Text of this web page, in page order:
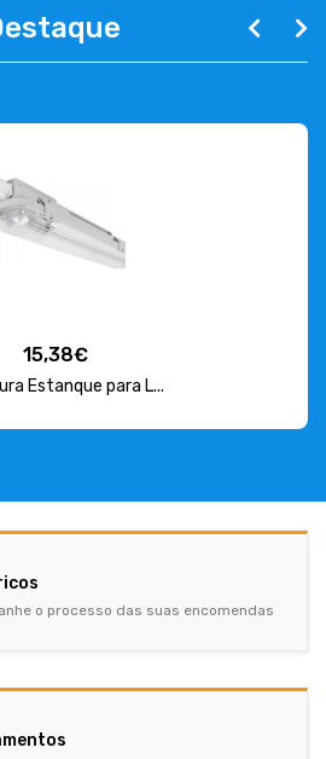
15,38€
Estanque para L...
o processo das suas encomendas